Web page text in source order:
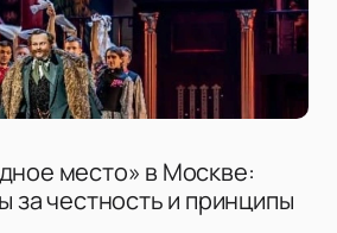
место» в Москве:
за честность и принципы